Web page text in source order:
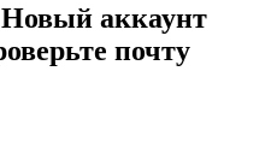
Новый аккаунт
почту